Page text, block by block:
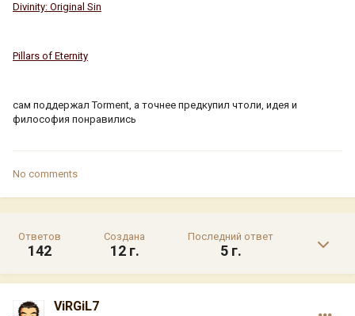
Divinity: Original Sin
Pillars of Eternity
сам поддержал Torment, а точнее предкупил чтоли, идея и
философия понравились
No comments
Ответов
142
Создана
12 г.
Последний ответ
5 г.
ViRGiL7